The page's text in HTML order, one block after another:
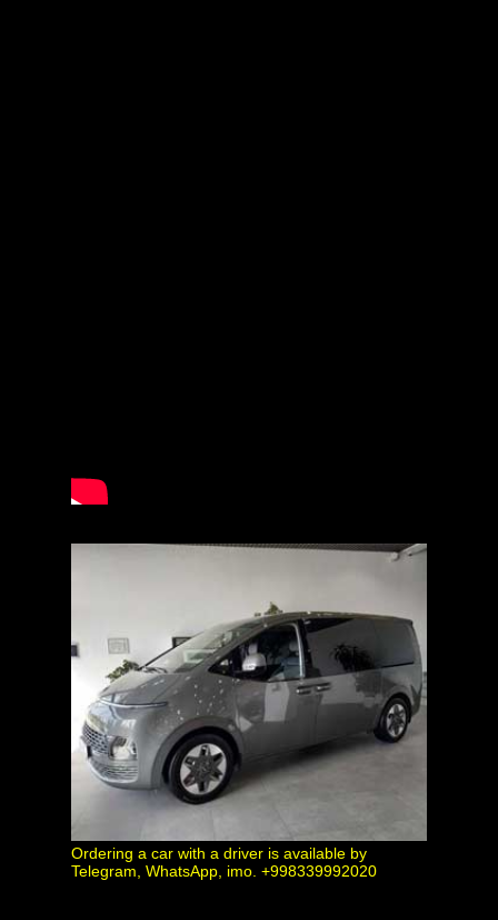
Ordering a car with a driver is available by
Telegram, WhatsApp, imo. +998339992020